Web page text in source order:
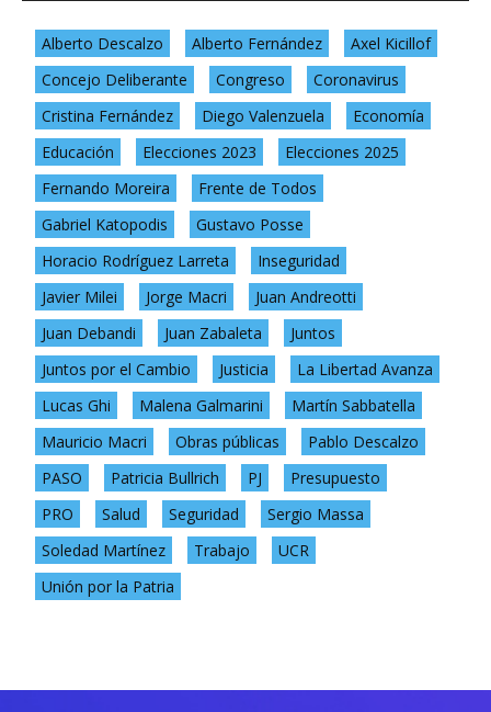
Alberto Descalzo Alberto Fernández
Axel Kicillof
Concejo Deliberante
Congreso
Coronavirus
Cristina Fernández
Diego Valenzuela
Economía
Educación
Elecciones 2023
Elecciones 2025
Fernando Moreira
Frente de Todos
Gabriel Katopodis
Gustavo Posse
Horacio Rodríguez Larreta
Inseguridad
Javier Milei
Jorge Macri
Juan Andreotti
Juan Debandi
Juan Zabaleta
Juntos
Juntos por el Cambio
Justicia
La Libertad Avanza
Lucas Ghi
Malena Galmarini
Martín Sabbatella
Mauricio Macri
Obras públicas
Pablo Descalzo
PASO
Patricia Bullrich PJ
Presupuesto
PRO
Salud Seguridad
Sergio Massa
Soledad Martínez
Trabajo
UCR
Unión por la Patria